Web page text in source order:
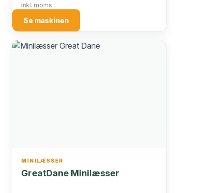
inkl. moms
Se maskinen
MINILÆSSER
GreatDane Minilæsser